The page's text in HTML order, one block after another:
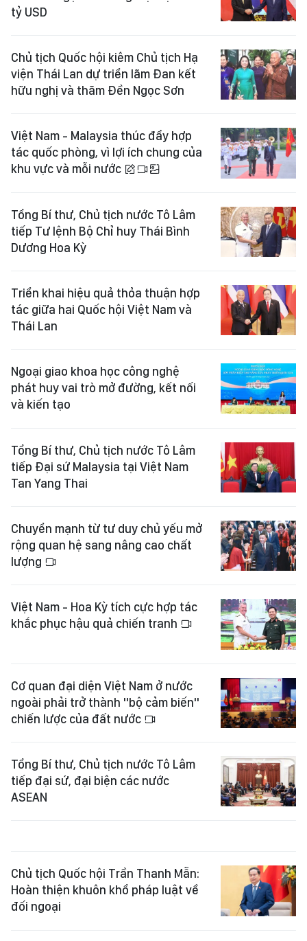
tỷ USD
Chủ tịch Quốc hội kiêm Chủ tịch Hạ
viện Thái Lan dự triển lãm Đan kết
hữu nghị và thăm Đền Ngọc Sơn
Việt Nam - Malaysia thúc đẩy hợp
tác quốc phòng, vì lợi ích chung của
khu vực và mỗi nước
Tổng Bí thư, Chủ tịch nước Tô Lâm
tiếp Tư lệnh Bộ Chỉ huy Thái Bình
Dương Hoa Kỳ
Triển khai hiệu quả thỏa thuận hợp
tác giữa hai Quốc hội Việt Nam và
Thái Lan
Ngoại giao khoa học công nghệ
phát huy vai trò mở đường, kết nối
và kiến tạo
Tổng Bí thư, Chủ tịch nước Tô Lâm
tiếp Đại sứ Malaysia tại Việt Nam
Tan Yang Thai
Chuyển mạnh từ tư duy chủ yếu mở
rộng quan hệ sang nâng cao chất
lượng
Việt Nam - Hoa Kỳ tích cực hợp tác
khắc phục hậu quả chiến tranh
Cơ quan đại diện Việt Nam ở nước
ngoài phải trở thành "bộ cảm biến"
chiến lược của đất nước
Tổng Bí thư, Chủ tịch nước Tô Lâm
tiếp đại sứ, đại biện các nước
ASEAN
Chủ tịch Quốc hội Trần Thanh Mẫn:
Hoàn thiện khuôn khổ pháp luật về
đối ngoại